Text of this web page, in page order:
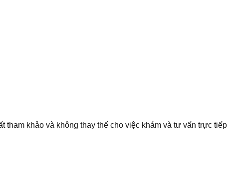
tham khảo và không thay thế cho việc khám và tư vấn trực